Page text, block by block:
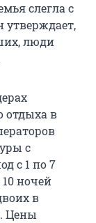
слегла с
утверждает,
люди
отдыха в
с
с 1 по 7
ночей
в
Цены